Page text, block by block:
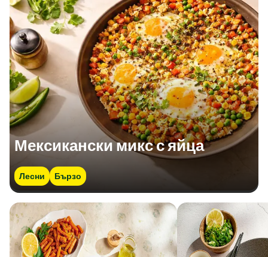
Мексикански микс с яйца
Лесни Бързо